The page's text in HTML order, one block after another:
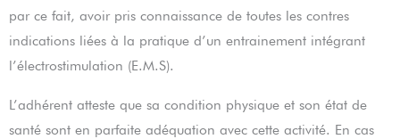
par ce fait, avoir pris connaissance de toutes les contres
indications liées à la pratique d’un entrainement intégrant
l’électrostimulation (E.M.S).
L’adhérent atteste que sa condition physique et son état de
santé sont en parfaite adéquation avec cette activité. En cas